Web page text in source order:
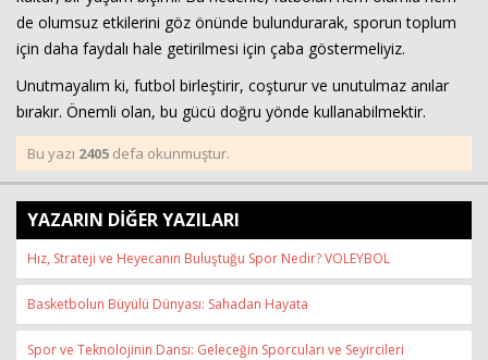
de olumsuz etkilerini göz önünde bulundurarak, sporun toplum
için daha faydalı hale getirilmesi için çaba göstermeliyiz.
Unutmayalım ki, futbol birleştirir, coşturur ve unutulmaz anılar
bırakır. Önemli olan, bu gücü doğru yönde kullanabilmektir.
Bu yazı 2405 defa okunmuştur.
YAZARIN DİĞER YAZILARI
Hız, Strateji ve Heyecanın Buluştuğu Spor Nedir? VOLEYBOL
Basketbolun Büyülü Dünyası: Sahadan Hayata
Spor ve Teknolojinin Dansı: Geleceğin Sporcuları ve Seyircileri